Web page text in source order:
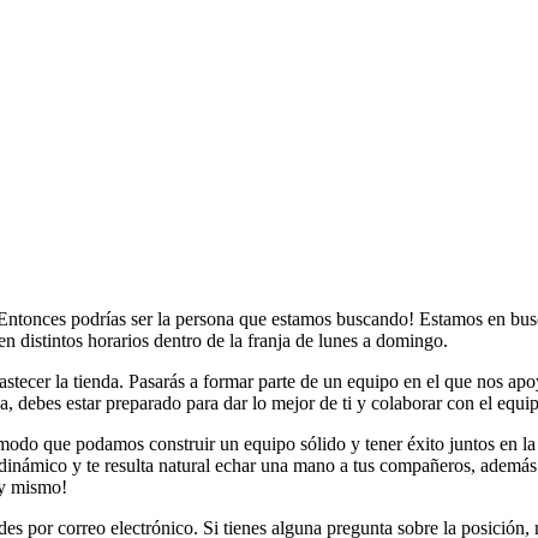
podrías ser la persona que estamos buscando! Estamos en
distintos horarios dentro de la franja de lunes a domingo.
la tienda. Pasarás a formar parte de un equipo en el que nos
debes estar preparado para dar lo mejor de ti y colaborar con el
que podamos construir un equipo sólido y tener éxito juntos en
y te resulta natural echar una mano a tus compañeros,
mismo!
por correo electrónico. Si tienes alguna pregunta sobre la